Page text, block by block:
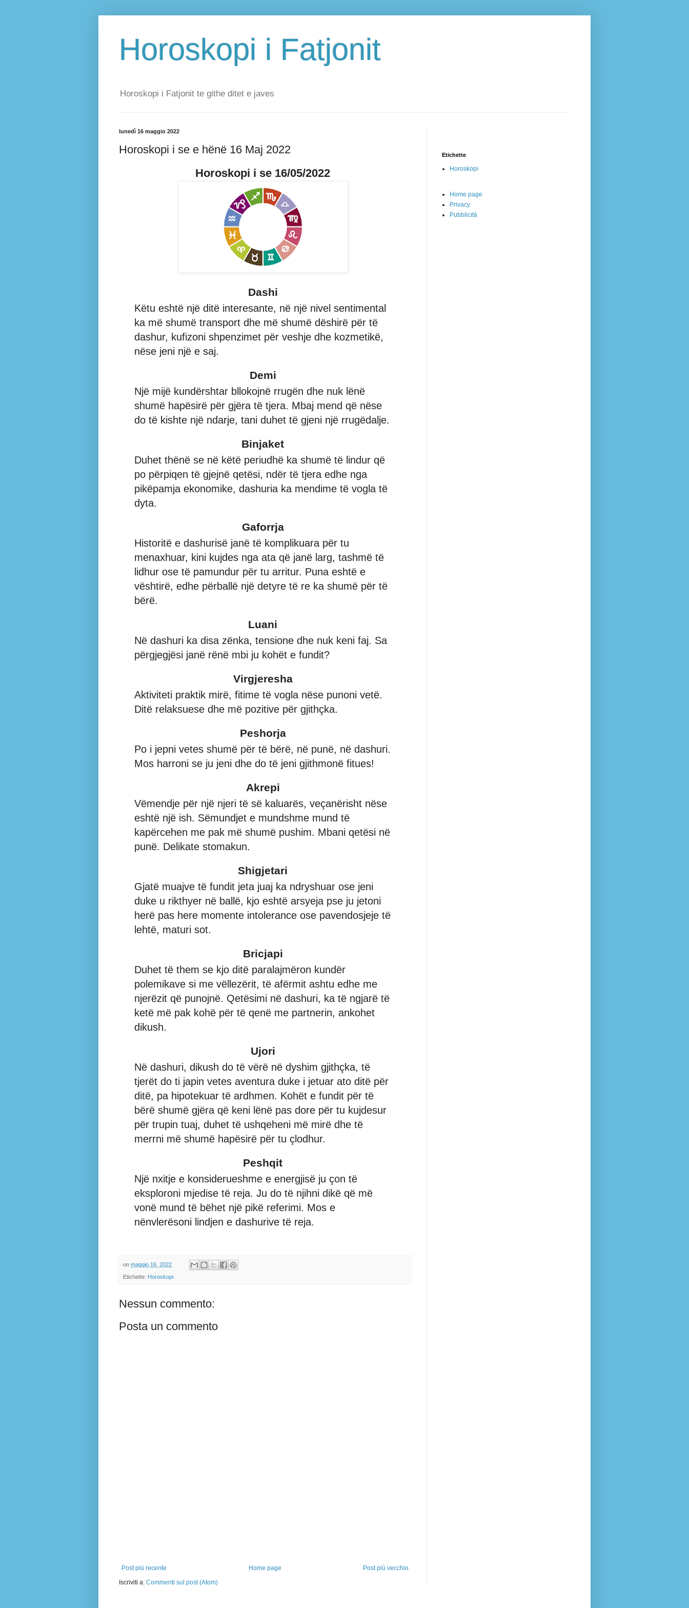
Horoskopi i Fatjonit
Horoskopi i Fatjonit te githe ditet e javes
lunedì 16 maggio 2022
Horoskopi i se e hënë 16 Maj 2022
Horoskopi i se 16/05/2022
Dashi
Këtu eshtë një ditë interesante, në një nivel sentimental
ka më shumë transport dhe më shumë dëshirë për të
dashur, kufizoni shpenzimet për veshje dhe kozmetikë,
nëse jeni një e saj.
Demi
Një mijë kundërshtar bllokojnë rrugën dhe nuk lënë
shumë hapësirë për gjëra të tjera. Mbaj mend që nëse
do të kishte një ndarje, tani duhet të gjeni një rrugëdalje.
Binjaket
Duhet thënë se në këtë periudhë ka shumë të lindur që
po përpiqen të gjejnë qetësi, ndër të tjera edhe nga
pikëpamja ekonomike, dashuria ka mendime të vogla të
dyta.
Gaforrja
Historitë e dashurisë janë të komplikuara për tu
menaxhuar, kini kujdes nga ata që janë larg, tashmë të
lidhur ose të pamundur për tu arritur. Puna eshtë e
vështirë, edhe përballë një detyre të re ka shumë për të
bërë.
Luani
Në dashuri ka disa zënka, tensione dhe nuk keni faj. Sa
përgjegjësi janë rënë mbi ju kohët e fundit?
Virgjeresha
Aktiviteti praktik mirë, fitime të vogla nëse punoni vetë.
Ditë relaksuese dhe më pozitive për gjithçka.
Peshorja
Po i jepni vetes shumë për të bërë, në punë, në dashuri.
Mos harroni se ju jeni dhe do të jeni gjithmonë fitues!
Akrepi
Vëmendje për një njeri të së kaluarës, veçanërisht nëse
eshtë një ish. Sëmundjet e mundshme mund të
kapërcehen me pak më shumë pushim. Mbani qetësi në
punë. Delikate stomakun.
Shigjetari
Gjatë muajve të fundit jeta juaj ka ndryshuar ose jeni
duke u rikthyer në ballë, kjo eshtë arsyeja pse ju jetoni
herë pas here momente intolerance ose pavendosjeje të
lehtë, maturi sot.
Bricjapi
Duhet të them se kjo ditë paralajmëron kundër
polemikave si me vëllezërit, të afërmit ashtu edhe me
njerëzit që punojnë. Qetësimi në dashuri, ka të ngjarë të
ketë më pak kohë për të qenë me partnerin, ankohet
dikush.
Ujori
Në dashuri, dikush do të vërë në dyshim gjithçka, të
tjerët do ti japin vetes aventura duke i jetuar ato ditë për
ditë, pa hipotekuar të ardhmen. Kohët e fundit për të
bërë shumë gjëra që keni lënë pas dore për tu kujdesur
për trupin tuaj, duhet të ushqeheni më mirë dhe të
merrni më shumë hapësirë për tu çlodhur.
Peshqit
Një nxitje e konsiderueshme e energjisë ju çon të
eksploroni mjedise të reja. Ju do të njihni dikë që më
vonë mund të bëhet një pikë referimi. Mos e
nënvlerësoni lindjen e dashurive të reja.
on maggio 16, 2022
Etichette: Horoskopi
Nessun commento:
Posta un commento
Post più recente Post più vecchio
Home page
Iscriviti a: Commenti sul post (Atom)
Etichette
Horoskopi
Home page
Privacy
Pubblicità